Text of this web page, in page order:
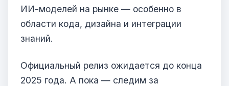
ИИ-моделей на рынке — особенно в
области кода, дизайна и интеграции
знаний.
Официальный релиз ожидается до конца
2025 года. А пока — следим за